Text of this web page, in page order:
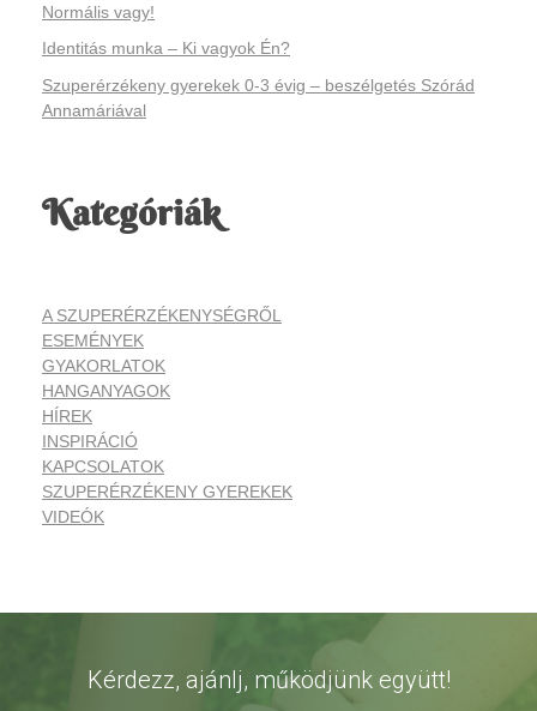
Normális vagy!
Identitás munka – Ki vagyok Én?
Szuperérzékeny gyerekek 0-3 évig – beszélgetés Szórád
Annamáriával
Kategóriák
A SZUPERÉRZÉKENYSÉGRŐL
ESEMÉNYEK
GYAKORLATOK
HANGANYAGOK
HÍREK
INSPIRÁCIÓ
KAPCSOLATOK
SZUPERÉRZÉKENY GYEREKEK
VIDEÓK
Kérdezz, ajánlj, működjünk együtt!